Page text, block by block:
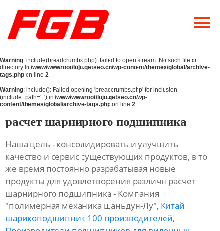
Главная
О Нас
Продукция
Новости
Warning: include(breadcrumbs.php): failed to open stream: No such file or
directory in /www/wwwroot/luju.qetseo.cn/wp-content/themes/global/archive-
tags.php on line 2
Warning: include(): Failed opening 'breadcrumbs.php' for inclusion
(include_path='.:') in /www/wwwroot/luju.qetseo.cn/wp-
content/themes/global/archive-tags.php on line 2
расчет шарнирного подшипника
Наша цель - консолидировать и улучшить
качество и сервис существующих продуктов, в то
же время постоянно разрабатывая новые
продукты для удовлетворения различн расчет
шарнирного подшипника - Компания
"полимерная механика шаньдун-Лу", Китай
шарикоподшипник 100 производителей,